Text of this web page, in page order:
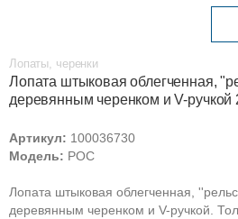
Лопаты, черенки
Лопата штыковая облегченная,
деревянным черенком и V-
Артикул: 100036730
Модель: РОС
Лопата штыковая облегченная,
деревянным черенком и V-ручкой.